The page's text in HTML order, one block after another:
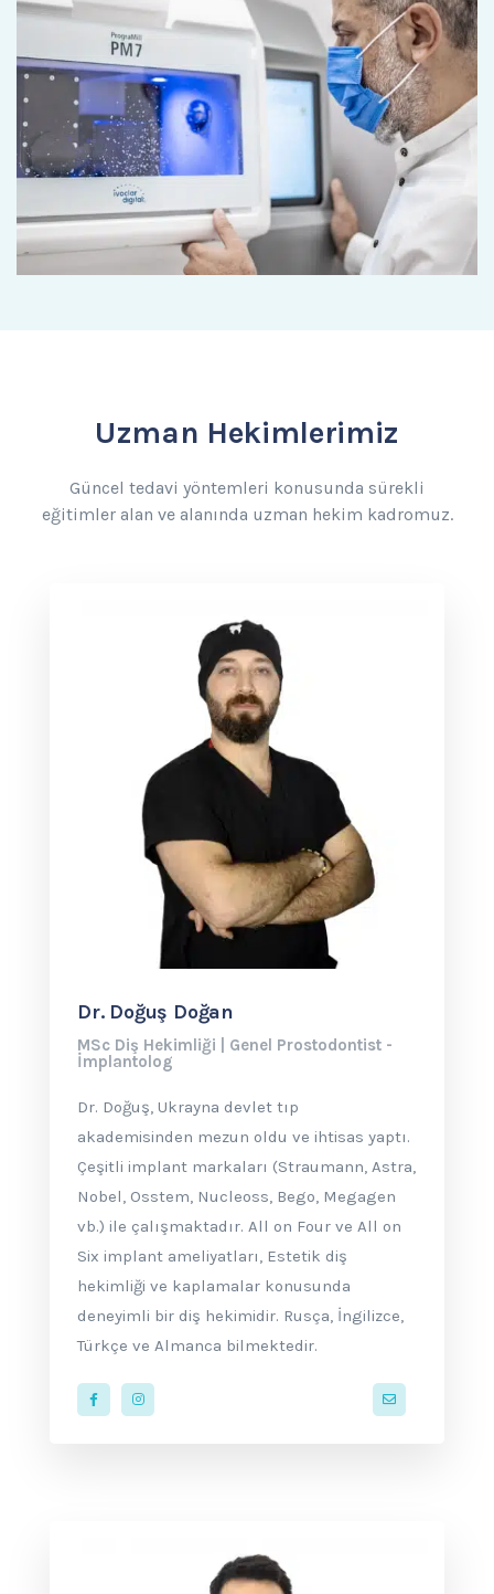
Uzman Hekimlerimiz
Güncel tedavi yöntemleri konusunda sürekli
eğitimler alan ve alanında uzman hekim kadromuz.
Dr. Doğuş Doğan
MSc Diş Hekimliği | Genel Prostodontist -
İmplantolog
Dr. Doğuş, Ukrayna devlet tıp
akademisinden mezun oldu ve ihtisas yaptı.
Çeşitli implant markaları (Straumann, Astra,
Nobel, Osstem, Nucleoss, Bego, Megagen
vb.) ile çalışmaktadır. All on Four ve All on
Six implant ameliyatları, Estetik diş
hekimliği ve kaplamalar konusunda
deneyimli bir diş hekimidir. Rusça, İngilizce,
Türkçe ve Almanca bilmektedir.